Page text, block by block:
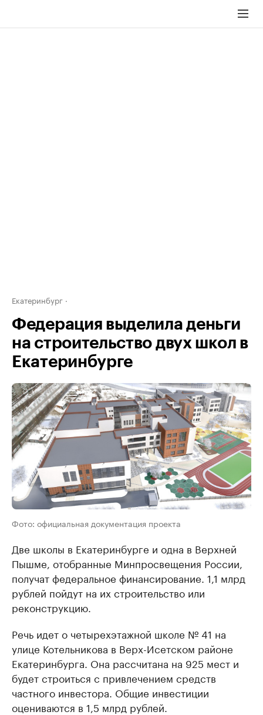
Екатеринбург
Федерация выделила деньги
на строительство двух школ в
Екатеринбурге
Фото: официальная документация проекта
Две школы в Екатеринбурге и одна в Верхней
Пышме, отобранные Минпросвещения России,
получат федеральное финансирование. 1,1 млрд
рублей пойдут на их строительство или
реконструкцию.
Речь идет о четырехэтажной школе № 41 на
улице Котельникова в Верх-Исетском районе
Екатеринбурга. Она рассчитана на 925 мест и
будет строиться с привлечением средств
частного инвестора. Общие инвестиции
оцениваются в 1,5 млрд рублей.